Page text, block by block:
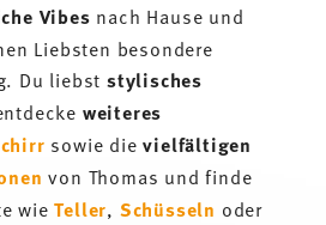
Vibes nach Hause und
Liebsten besondere
Du liebststylisches
weiteres
sowie dievielfältigen
von Thomas und finde
wieTeller, Schüsseln oder